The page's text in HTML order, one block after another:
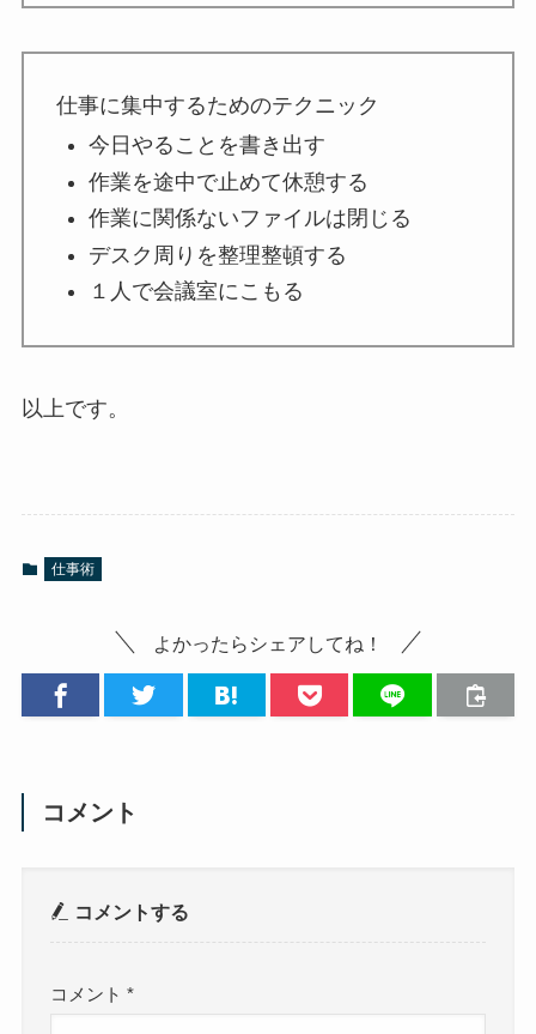
仕事に集中するためのテクニック
今日やることを書き出す
作業を途中で止めて休憩する
作業に関係ないファイルは閉じる
デスク周りを整理整頓する
１人で会議室にこもる
以上です。
仕事術
よかったらシェアしてね！
コメント
コメントする
コメント*